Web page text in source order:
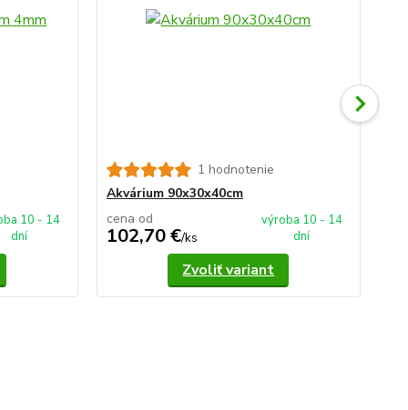
10 - 14
dní
1 hodnotenie
Akvárium 90x30x40cm
cena od
102,70 €/ks
výroba 10 - 14
dní
Zvoliť variant